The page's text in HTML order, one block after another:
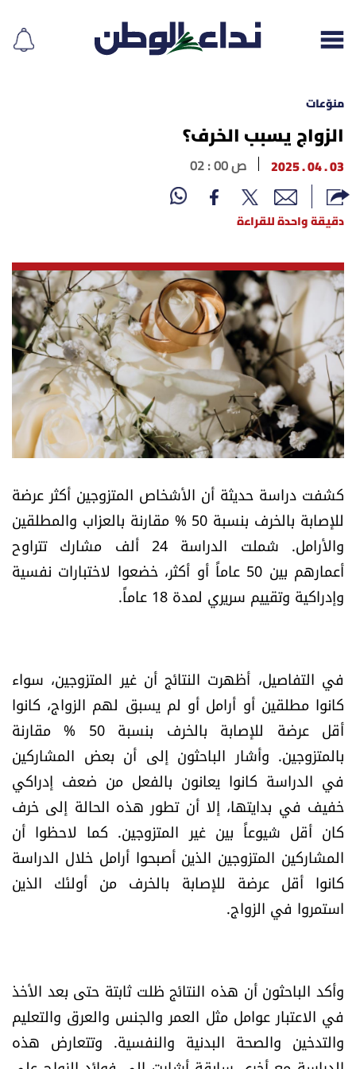
إقرأ الجريدة
لبنان
نداء اليوم
محليات
أسرار
متفرقات
نداء القرّاء
خاص الموقع
كتّابنا
تحت المجهر
اقتصاد
العالم
الصحافة الإسرائيلية
ثقافة وفنون
فصل من كتاب
اقرأ تضحك
سجالات
صحّة وصحن
منوّعات
الزواج يسبب الخرف؟
03 . 04 . 2025 02 : 00 ص
دقيقة واحدة للقراءة
كشفت دراسة حديثة أن الأشخاص المتزوجين أكثر عرضة
للإصابة بالخرف بنسبة 50 % مقارنة بالعزاب والمطلقين
والأرامل. شملت الدراسة 24 ألف مشارك تتراوح
أعمارهم بين 50 عاماً أو أكثر، خضعوا لاختبارات نفسية
وإدراكية وتقييم سريري لمدة 18 عاماً.
في التفاصيل، أظهرت النتائج أن غير المتزوجين، سواء
كانوا مطلقين أو أرامل أو لم يسبق لهم الزواج، كانوا
أقل عرضة للإصابة بالخرف بنسبة 50 % مقارنة
بالمتزوجين. وأشار الباحثون إلى أن بعض المشاركين
في الدراسة كانوا يعانون بالفعل من ضعف إدراكي
خفيف في بدايتها، إلا أن تطور هذه الحالة إلى خرف
كان أقل شيوعاً بين غير المتزوجين. كما لاحظوا أن
المشاركين المتزوجين الذين أصبحوا أرامل خلال الدراسة
كانوا أقل عرضة للإصابة بالخرف من أولئك الذين
استمروا في الزواج.
وأكد الباحثون أن هذه النتائج ظلت ثابتة حتى بعد الأخذ
في الاعتبار عوامل مثل العمر والجنس والعرق والتعليم
والتدخين والصحة البدنية والنفسية. وتتعارض هذه